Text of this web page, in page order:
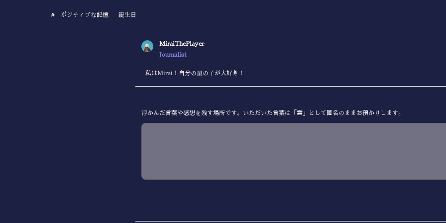
# ポジティブな記憶 誕生日
MiraiThePlayer
Journalist
私はMirai！自分の星の子が大好き！
浮かんだ言葉や感想を残す場所です。いただいた言葉は「雲」として匿名のままお預かりします。